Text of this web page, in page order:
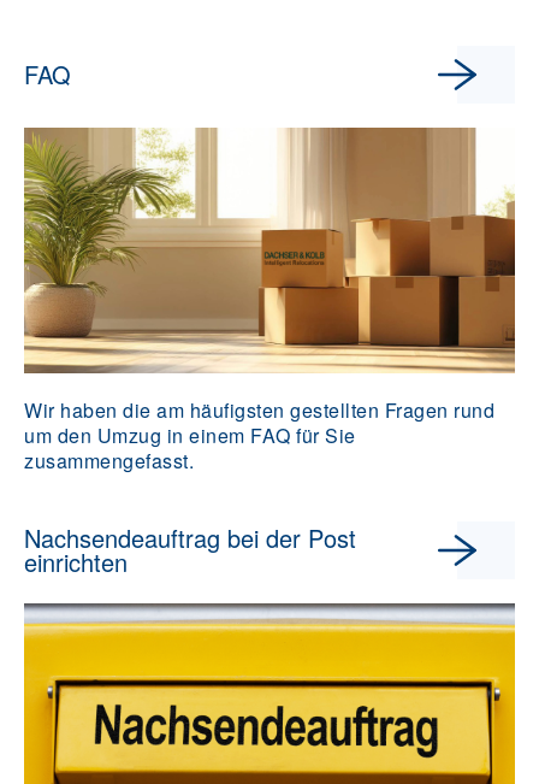
FAQ
Wir haben die am häufigsten gestellten Fragen rund
um den Umzug in einem FAQ für Sie
zusammengefasst.
Nachsendeauftrag bei der Post
einrichten